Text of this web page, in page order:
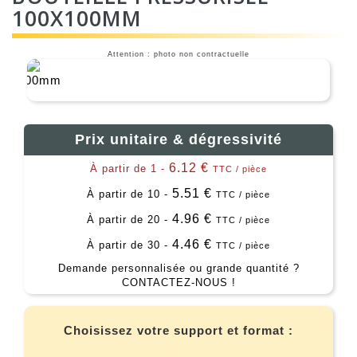
100X100MM
Attention : photo non contractuelle
Prix unitaire & dégressivité
À partir de 1 - 6.12 € TTC / pièce
À partir de 10 - 5.51 € TTC / pièce
À partir de 20 - 4.96 € TTC / pièce
À partir de 30 - 4.46 € TTC / pièce
Demande personnalisée ou grande quantité ?
CONTACTEZ-NOUS !
Choisissez votre support et format :